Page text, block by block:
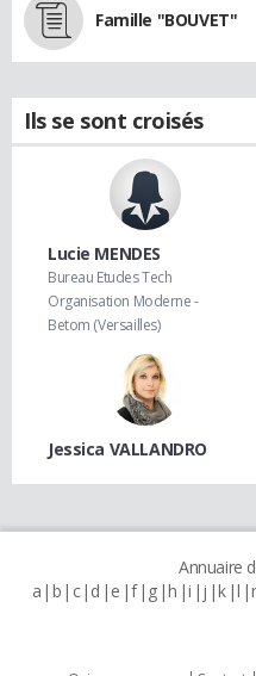
Famille "BOUVET"
Ils se sont croisés
Lucie MENDES
Bureau Etudes Tech
Organisation Moderne -
Betom (Versailles)
Jessica VALLANDRO
Annuaire
a b c d e f g h i j k l